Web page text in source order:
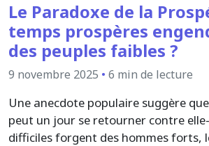
Le Paradoxe de la
temps prospères
des peuples faibles ?
9 novembre 2025 • 6 min de lecture
Une anecdote populaire suggère
peut un jour se retourner contre
difficiles forgent des hommes forts,